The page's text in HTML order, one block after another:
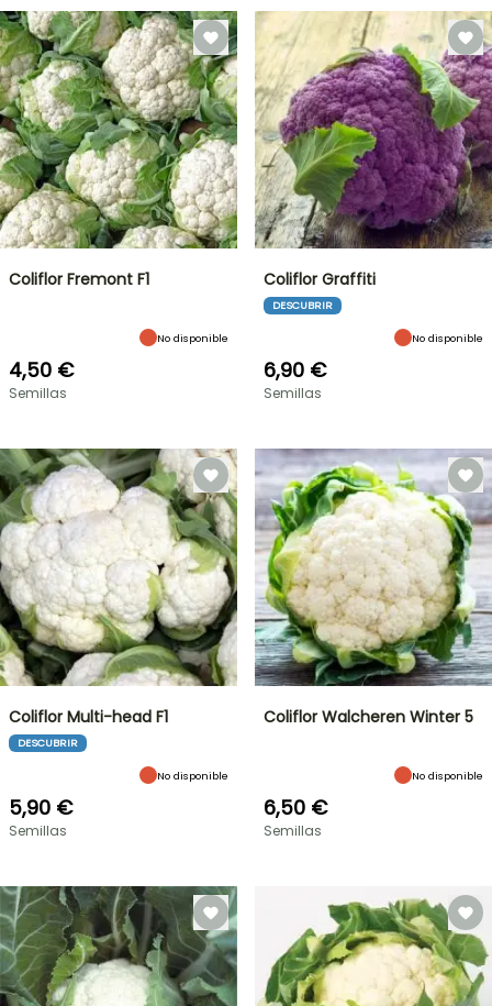
Coliflor Fremont F1
No disponible
4,50 €
Semillas
Coliflor Graffiti
DESCUBRIR
No disponible
6,90 €
Semillas
Coliflor Multi-head F1
DESCUBRIR
No disponible
5,90 €
Semillas
Coliflor Walcheren Winter 5
No disponible
6,50 €
Semillas